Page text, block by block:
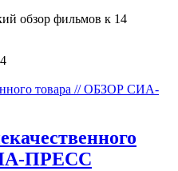
обзор фильмов к 14
ПРЕСС